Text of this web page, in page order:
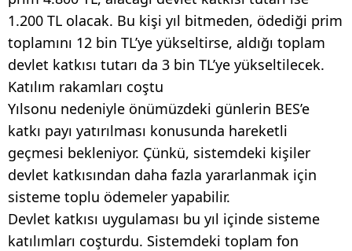
1.200 TL olacak. Bu kişi yıl bitmeden, ödediği prim
toplamını 12 bin TL’ye yükseltirse, aldığı toplam
devlet katkısı tutarı da 3 bin TL’ye yükseltilecek.
Katılım rakamları coştu
Yılsonu nedeniyle önümüzdeki günlerin BES’e
katkı payı yatırılması konusunda hareketli
geçmesi bekleniyor. Çünkü, sistemdeki kişiler
devlet katkısından daha fazla yararlanmak için
sisteme toplu ödemeler yapabilir.
Devlet katkısı uygulaması bu yıl içinde sisteme
katılımları coşturdu. Sistemdeki toplam fon